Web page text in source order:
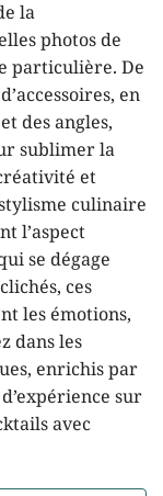
la
photos de
particulière. De
en
des angles,
sublimer la
et
culinaire
l’aspect
se dégage
ces
les émotions,
dans les
enrichis par
sur
avec